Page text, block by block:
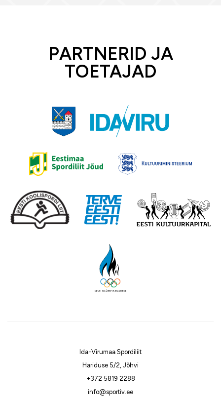
PARTNERID JA
TOETAJAD
Ida-Virumaa Spordiliit
Hariduse 5/2, Jõhvi
+372 5819 2288
info@sportiv.ee